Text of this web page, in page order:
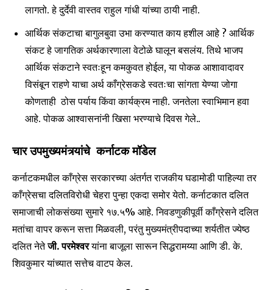
Join our community of
SUBSCRIBERS and be part of the
conversation.
To subscribe, simply enter your email address on our website
or click the subscribe button below. Don't worry, we respect
your privacy and won't spam your inbox. Your information is
safe with us.
SUBSCRIBE
I've read and accept thePrivacy Policy.
लागतो. हे दुर्देवी वास्तव राहुल गांधी यांच्या ठायी नाही.
आर्थिक संकटाचा बागुलबुवा उभा करण्यात काय हशील आहे ? आर्थिक
संकट हे जागतिक अर्थकारणाला वेटोळे घालून बसलंय. तिथे भाजप
आर्थिक संकटाने स्वतःहून कमकुवत होईल, या पोकळ आशावादावर
विसंबून राहणे याचा अर्थ काँग्रेसकडे स्वतःचा सांगता येण्या जोगा
कोणताही ठोस पर्याय किंवा कार्यक्रम नाही. जनतेला स्वाभिमान हवा
आहे. पोकळ आश्वासनांनी खिसा भरण्याचे दिवस गेले..
चार उपमुख्यमंत्र्यांचे कर्नाटक मॉडेल
कर्नाटकमधील काँग्रेस सरकारच्या अंतर्गत राजकीय घडामोडी पाहिल्या तर
काँग्रेसचा दलितविरोधी चेहरा पुन्हा एकदा समोर येतो. कर्नाटकात दलित
समाजाची लोकसंख्या सुमारे १७.५% आहे. निवडणुकीपूर्वी काँग्रेसने दलित
मतांचा वापर करून सत्ता मिळवली, परंतु मुख्यमंत्रीपदाच्या शर्यतीत ज्येष्ठ
दलित नेतेजी. परमेश्वरयांना बाजूला सारून सिद्धरामय्या आणि डी. के.
शिवकुमार यांच्यात सत्तेच वाटप केल.